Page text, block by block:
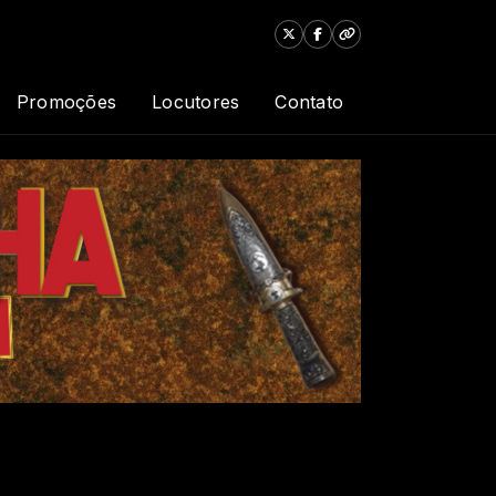
Promoções Locutores Contato